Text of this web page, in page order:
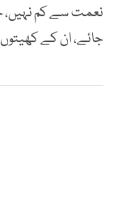
نعمت سے کم نہیں،
جائے، ان کے کھیتوں